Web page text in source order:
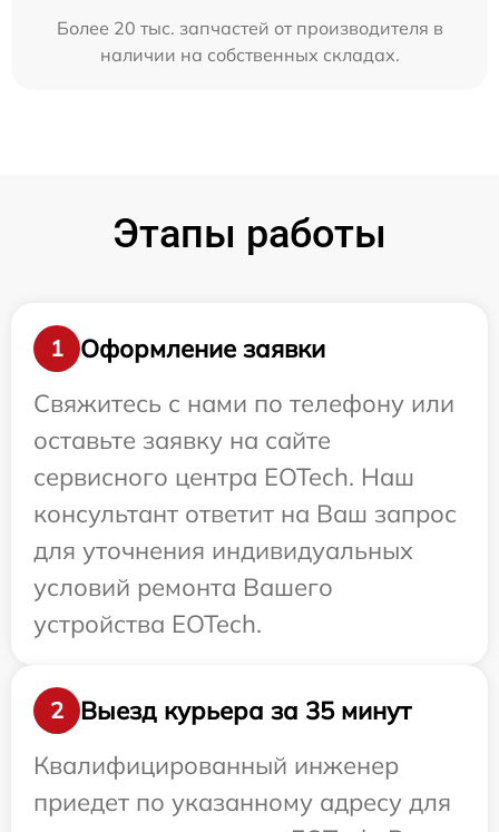
Более 20 тыс. запчастей от производителя в
наличии на собственных складах.
Этапы работы
1
Оформление заявки
Свяжитесь с нами по телефону или
оставьте заявку на сайте
сервисного центра EOTech. Наш
консультант ответит на Ваш запрос
для уточнения индивидуальных
условий ремонта Вашего
устройства EOTech.
2
Выезд курьера за 35 минут
Квалифицированный инженер
приедет по указанному адресу для